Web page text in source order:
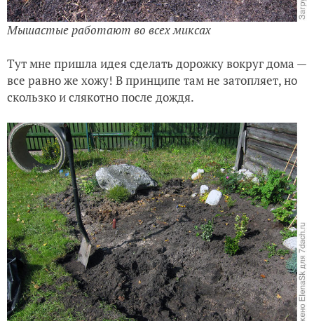
Мышастые работают во всех миксах
Тут мне пришла идея сделать дорожку вокруг дома —
все равно же хожу! В принципе там не затопляет, но
скользко и слякотно после дождя.